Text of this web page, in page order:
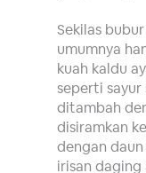
Sekilas
umumnya
kuah kaldu
seperti sayur
ditambah
disiramkan
dengan
irisan daging